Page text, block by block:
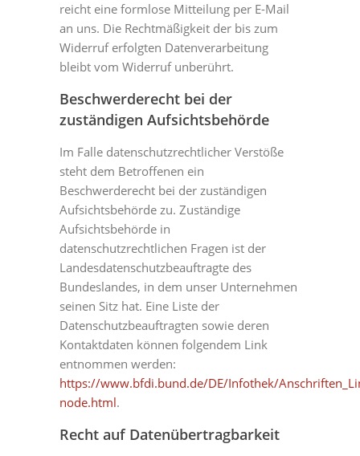
reicht eine formlose Mitteilung per E-Mail
an uns. Die Rechtmäßigkeit der bis zum
Widerruf erfolgten Datenverarbeitung
bleibt vom Widerruf unberührt.
Beschwerderecht bei der
zuständigen Aufsichtsbehörde
Im Falle datenschutzrechtlicher Verstöße
steht dem Betroffenen ein
Beschwerderecht bei der zuständigen
Aufsichtsbehörde zu. Zuständige
Aufsichtsbehörde in
datenschutzrechtlichen Fragen ist der
Landesdatenschutzbeauftragte des
Bundeslandes, in dem unser Unternehmen
seinen Sitz hat. Eine Liste der
Datenschutzbeauftragten sowie deren
Kontaktdaten können folgendem Link
entnommen werden:
https://www.bfdi.bund.de/DE/Infothek/
node.html.
Recht auf Datenübertragbarkeit